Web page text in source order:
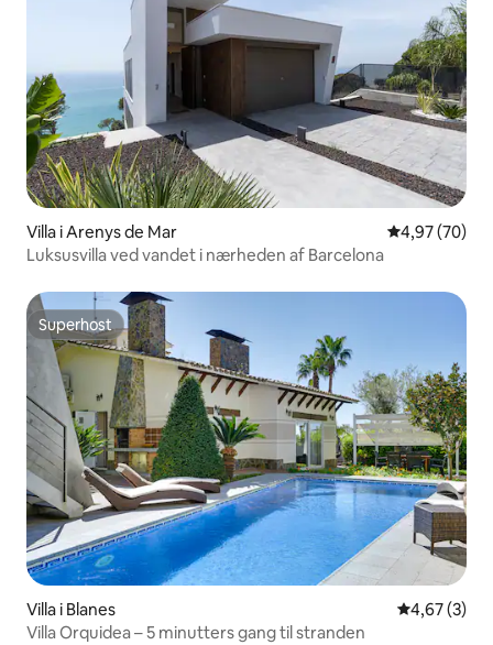
Villa i Arenys de Mar 4,97 ud af 5 i
4,97 (70)
Luksusvilla ved vandet i nærheden af Barcelona
Superhost
Superhost
Villa i Blanes 4,67 ud af 5
4,67 (3)
Villa Orquidea – 5 minutters gang til stranden